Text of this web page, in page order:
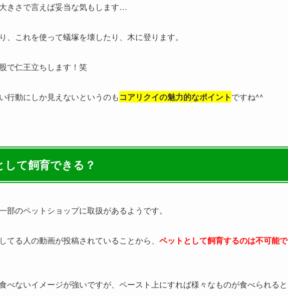
きさで言えば妥当な気もします…
、これを使って蟻塚を壊したり、木に登ります。
で仁王立ちします！笑
行動にしか見えないというのもコアリクイの魅力的なポイントですね^^
て飼育できる？
部のペットショップに取扱があるようです。
る人の動画が投稿されていることから、 ペットとして飼育するのは不可能で
べないイメージが強いですが、ペースト上にすれば様々なものが食べられると